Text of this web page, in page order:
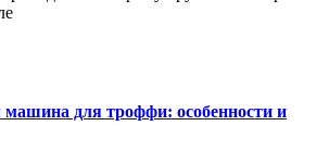
машина для троффи: особенности и